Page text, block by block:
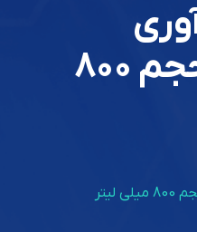
ترشحات پایا حجم 800